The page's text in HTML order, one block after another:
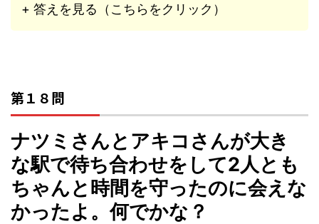
+ 答えを見る（こちらをクリック）
第１８問
ナツミさんとアキコさんが大き
な駅で待ち合わせをして2人とも
ちゃんと時間を守ったのに会えな
かったよ。何でかな？